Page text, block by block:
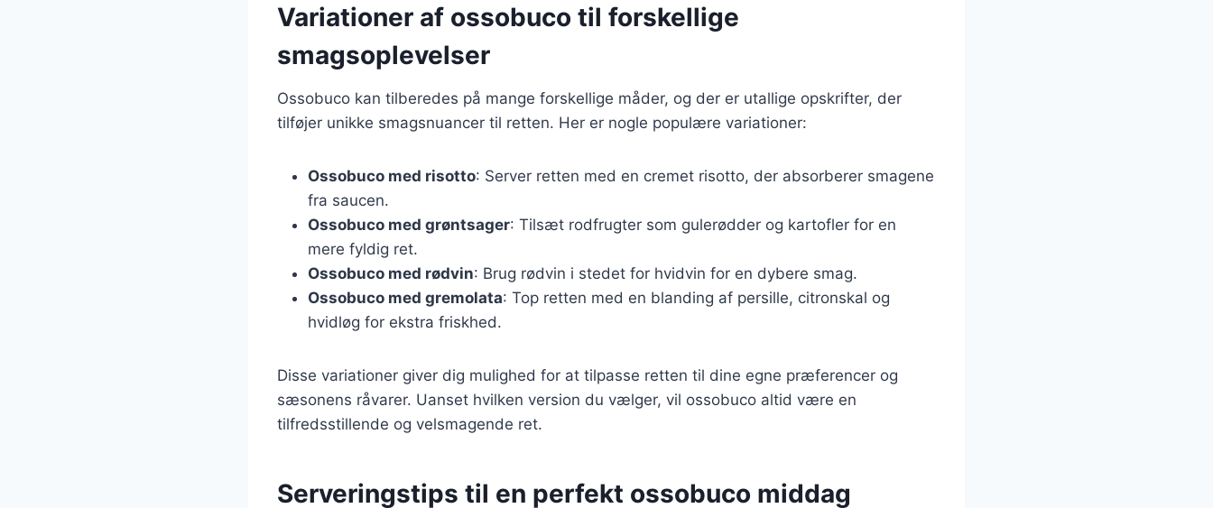
Variationer af ossobuco til forskellige
smagsoplevelser
Ossobuco kan tilberedes på mange forskellige måder, og der er utallige opskrifter, der
tilføjer unikke smagsnuancer til retten. Her er nogle populære variationer:
Ossobuco med risotto: Server retten med en cremet risotto, der absorberer smagene
fra saucen.
Ossobuco med grøntsager: Tilsæt rodfrugter som gulerødder og kartofler for en
mere fyldig ret.
Ossobuco med rødvin: Brug rødvin i stedet for hvidvin for en dybere smag.
Ossobuco med gremolata: Top retten med en blanding af persille, citronskal og
hvidløg for ekstra friskhed.
Disse variationer giver dig mulighed for at tilpasse retten til dine egne præferencer og
sæsonens råvarer. Uanset hvilken version du vælger, vil ossobuco altid være en
tilfredsstillende og velsmagende ret.
Serveringstips til en perfekt ossobuco middag